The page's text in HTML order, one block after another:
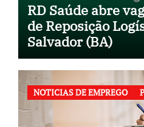
RD Saúde abre
de Reposição
Salvador (BA)
NOTICIAS DE EMPREGO